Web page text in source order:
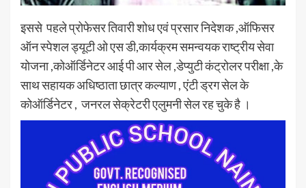
इससे पहले प्रोफेसर तिवारी शोध एवं प्रसार निदेशक ,ऑफिसर
ऑन स्पेशल ड्यूटी ओ एस डी,कार्यक्रम समन्वयक राष्ट्रीय सेवा
योजना ,कोऑर्डिनेटर आई पी आर सेल ,डेप्युटी कंट्रोलर परीक्षा ,के
साथ सहायक अधिष्ठाता छात्र कल्याण , एंटी ड्रग सेल के
कोऑर्डिनेटर , जनरल सेक्रेटरी एलुमनी सेल रह चुके है ।